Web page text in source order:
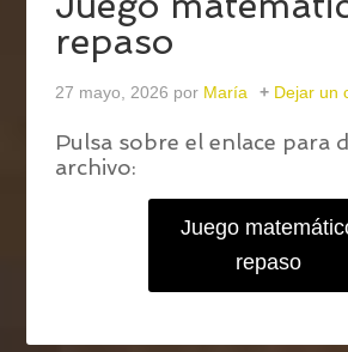
repaso
27 mayo, 2026 por María Dejar un
Pulsa sobre el enlace para
archivo:
Juego
repaso